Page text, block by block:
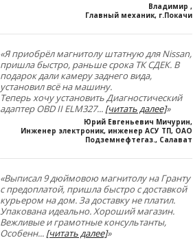
Владимир ,
Главный механик, г.Покачи
«Я приобрёл магнитолу штатную для Nissan,
пришла быстро, раньше срока ТК СДЕК. В
подарок дали камеру заднего вида,
установил всё на машину.
Теперь хочу установить Диагностический
адаптер OBD II ELM327... [читать далее]»
Юрий Евгеньевич Мичурин,
Инженер электроник, инженер АСУ ТП, ОАО
Подземнефтегаз., Салават
«Выписал 9 дюймовою магнитолу на Гранту
с предоплатой, пришла быстро с доставкой
курьером на дом. За доставку не платил.
Упакована идеально. Хороший магазин.
Вежливые и грамотные консультанты,
Особенн... [читать далее]»